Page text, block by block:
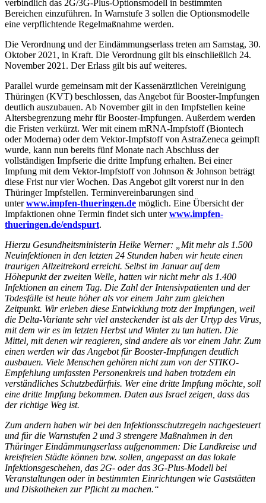
verbindlich das 2G/3G-Plus-Optionsmodell in bestimmten
Bereichen einzuführen. In Warnstufe 3 sollen die Optionsmodelle
eine verpflichtende Regelmaßnahme werden.
Die Verordnung und der Eindämmungserlass treten am Samstag, 30.
Oktober 2021, in Kraft. Die Verordnung gilt bis einschließlich 24.
November 2021. Der Erlass gilt bis auf weiteres.
Parallel wurde gemeinsam mit der Kassenärztlichen Vereinigung
Thüringen (KVT) beschlossen, das Angebot für Booster-Impfungen
deutlich auszubauen. Ab November gilt in den Impfstellen keine
Altersbegrenzung mehr für Booster-Impfungen. Außerdem werden
die Fristen verkürzt. Wer mit einem mRNA-Impfstoff (Biontech
oder Moderna) oder dem Vektor-Impfstoff von AstraZeneca geimpft
wurde, kann nun bereits fünf Monate nach Abschluss der
vollständigen Impfserie die dritte Impfung erhalten. Bei einer
Impfung mit dem Vektor-Impfstoff von Johnson & Johnson beträgt
diese Frist nur vier Wochen. Das Angebot gilt vorerst nur in den
Thüringer Impfstellen. Terminvereinbarungen sind
unterwww.impfen-thueringen.de möglich. Eine Übersicht der
Impfaktionen ohne Termin findet sich unterwww.impfen-
thueringen.de/endspurt.
Hierzu Gesundheitsministerin Heike Werner: „Mit mehr als 1.500
Neuinfektionen in den letzten 24 Stunden haben wir heute einen
traurigen Allzeitrekord erreicht. Selbst im Januar auf dem
Höhepunkt der zweiten Welle, hatten wir nicht mehr als 1.400
Infektionen an einem Tag. Die Zahl der Intensivpatienten und der
Todesfälle ist heute höher als vor einem Jahr zum gleichen
Zeitpunkt. Wir erleben diese Entwicklung trotz der Impfungen, weil
die Delta-Variante sehr viel ansteckender ist als der Urtyp des Virus,
mit dem wir es im letzten Herbst und Winter zu tun hatten. Die
Mittel, mit denen wir reagieren, sind andere als vor einem Jahr. Zum
einen werden wir das Angebot für Booster-Impfungen deutlich
ausbauen. Viele Menschen gehören nicht zum von der STIKO-
Empfehlung umfassten Personenkreis und haben trotzdem ein
verständliches Schutzbedürfnis. Wer eine dritte Impfung möchte, soll
eine dritte Impfung bekommen. Daten aus Israel zeigen, dass das
der richtige Weg ist.
Zum andern haben wir bei den Infektionsschutzregeln nachgesteuert
und für die Warnstufen 2 und 3 strengere Maßnahmen in den
Thüringer Eindämmungserlass aufgenommen: Die Landkreise und
kreisfreien Städte können bzw. sollen, angepasst an das lokale
Infektionsgeschehen, das 2G- oder das 3G-Plus-Modell bei
Veranstaltungen oder in bestimmten Einrichtungen wie Gaststätten
und Diskotheken zur Pflicht zu machen.“